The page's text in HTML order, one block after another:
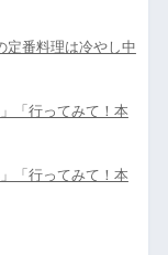
定番料理は冷やし中
「行ってみて！本
「行ってみて！本